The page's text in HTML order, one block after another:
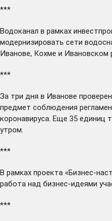
***
Водоканал в рамках
модернизировать сети
Иванове, Кохме и Ивановском
***
За три дня в Иванове
предмет соблюдения
коронавируса. Еще 35 единиц
утром.
***
В рамках проекта «Бизнес-
работа над бизнес-идеями
***